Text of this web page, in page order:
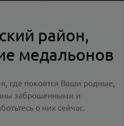
район,
медальонов
где покоятся Ваши родные,
заброшенными и
о них сейчас.